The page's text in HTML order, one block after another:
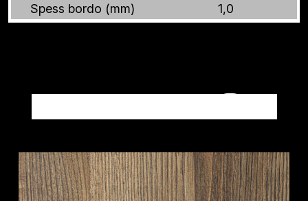
Spess bordo (mm) 1,0
Altri prodotti LEGNI